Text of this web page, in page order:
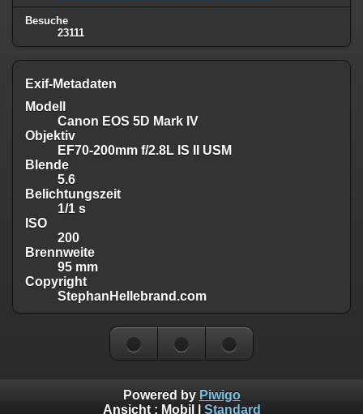
Besuche
23111
Exif-Metadaten
Modell
Canon EOS 5D Mark IV
Objektiv
EF70-200mm f/2.8L IS II USM
Blende
5.6
Belichtungszeit
1/1 s
ISO
200
Brennweite
95 mm
Copyright
StephanHellebrand.com
Powered by Piwigo
Ansicht : Mobil Standard